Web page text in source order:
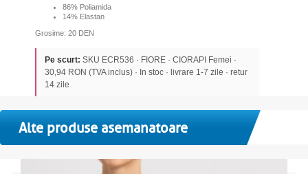
86% Poliamida
14% Elastan
Grosime: 20 DEN
Pe scurt: SKU ECR536 · FIORE · CIORAPI Femei ·
30,94 RON (TVA inclus) · In stoc · livrare 1-7 zile · retur
14 zile
Alte produse asemanatoare